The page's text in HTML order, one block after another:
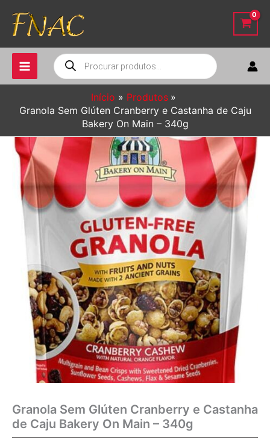
para
conteúdo
Pesquisar
produtos
Início
Produtos
Granola Sem Glúten Cranberry e Castanha de Caju
Bakery On Main – 340g
Granola Sem Glúten Cranberry e Castanha
de Caju Bakery On Main – 340g